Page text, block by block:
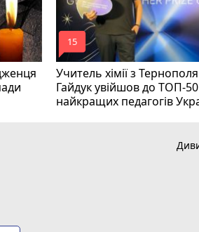
Учитель хімії з
Гайдук увійшов до ТОП-50
найкращих педагогів
mode_comment
15